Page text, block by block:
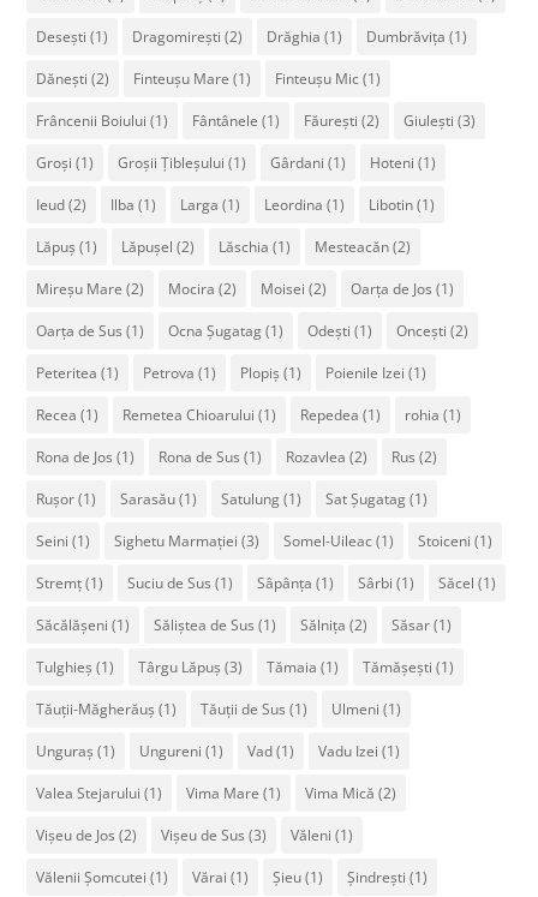
Desești (1) Dragomirești (2) Drăghia (1) Dumbrăvița (1)
Dănești (2) Finteușu Mare (1) Finteușu Mic(1)
Frâncenii Boiului (1) Fântânele (1) Făurești (2) Giulești (3)
Groși (1) Groșii Țibleșului (1) Gârdani (1) Hoteni (1)
Ieud(2) Ilba (1) Larga (1) Leordina (1) Libotin(1)
Lăpuș (1) Lăpușel (2) Lăschia (1) Mesteacăn(2)
Mireșu Mare (2) Mocira (2) Moisei (2) Oarța de Jos (1)
Oarța de Sus (1) Ocna Șugatag(1) Odești (1) Oncești (2)
Peteritea (1) Petrova (1) Plopiș (1) Poienile Izei (1)
Recea (1) Remetea Chioarului (1) Repedea (1) rohia (1)
Rona de Jos (1) Rona de Sus (1) Rozavlea (2) Rus (2)
Rușor(1) Sarasău(1) Satulung(1) Sat Șugatag(1)
Seini (1) Sighetu Marmației (3) Somel-Uileac(1) Stoiceni (1)
Stremț(1) Suciu de Sus (1) Sâpânța (1) Sârbi (1) Săcel (1)
Săcălășeni (1) Săliștea de Sus (1) Sălnița (2) Săsar(1)
Tulghieș (1) Târgu Lăpuș (3) Tămaia (1) Tămășești (1)
Tăuții-Măgherăuș (1) Tăuții de Sus (1) Ulmeni (1)
Unguraș (1) Ungureni (1) Vad(1) Vadu Izei (1)
Valea Stejarului (1) Vima Mare (1) Vima Mică (2)
Vișeu de Jos (2) Vișeu de Sus (3) Văleni (1)
Vălenii Șomcutei (1) Vărai (1) Șieu(1) Șindrești (1)